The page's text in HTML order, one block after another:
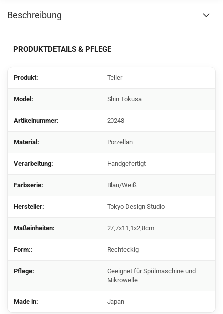
Beschreibung
PRODUKTDETAILS & PFLEGE
Produkt: Teller
Model: Shin Tokusa
Artikelnummer: 20248
Material: Porzellan
Verarbeitung: Handgefertigt
Farbserie: Blau/Weiß
Hersteller: Tokyo Design Studio
Maßeinheiten: 27,7x11,1x2,8cm
Form:: Rechteckig
Pflege:
Geeignet für Spülmaschine und
Mikrowelle
Made in: Japan